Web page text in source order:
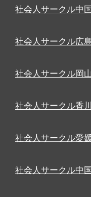
社会人サークル中
社会人サークル広
社会人サークル岡山
社会人サークル香川
社会人サークル愛
社会人サークル中